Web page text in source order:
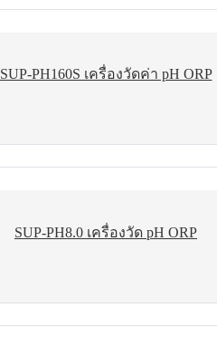
SUP-PH160S เครื่องวัดค่า pH ORP
SUP-PH8.0 เครื่องวัด pH ORP